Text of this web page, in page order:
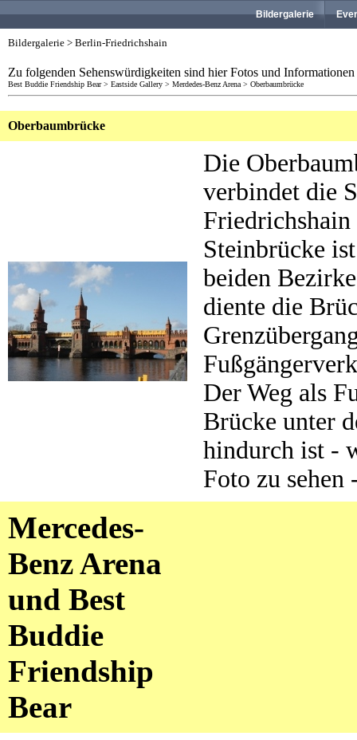
Bildergalerie
Bildergalerie > Berlin-Friedrichshain
Zu folgenden Sehenswürdigkeiten sind hier Fotos und Informationen
Best Buddie Friendship Bear> Eastside Gallery > Merdedes-Benz Arena > Oberbaumbrücke
Oberbaumbrücke
Die
verbindet die
Steinbrücke
beiden
diente die
Der Weg als
Brücke unter
hindurch ist -
Foto zu sehen
Mercedes-
Benz Arena
und Best
Buddie
Friendship
Bear